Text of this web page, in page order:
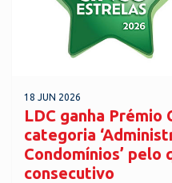
18 JUN 2026
LDC ganha Prémio
categoria
Condomínios’ pelo
consecutivo